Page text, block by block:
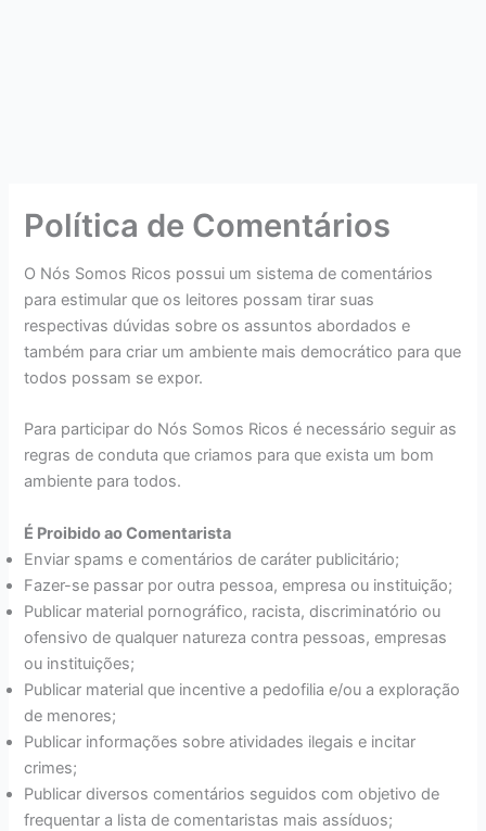
Política de Comentários
O Nós Somos Ricos possui um sistema de comentários
para estimular que os leitores possam tirar suas
respectivas dúvidas sobre os assuntos abordados e
também para criar um ambiente mais democrático para que
todos possam se expor.
Para participar do Nós Somos Ricos é necessário seguir as
regras de conduta que criamos para que exista um bom
ambiente para todos.
É Proibido ao Comentarista
Enviar spams e comentários de caráter publicitário;
Fazer-se passar por outra pessoa, empresa ou instituição;
Publicar material pornográfico, racista, discriminatório ou
ofensivo de qualquer natureza contra pessoas, empresas
ou instituições;
Publicar material que incentive a pedofilia e/ou a exploração
de menores;
Publicar informações sobre atividades ilegais e incitar
crimes;
Publicar diversos comentários seguidos com objetivo de
frequentar a lista de comentaristas mais assíduos;